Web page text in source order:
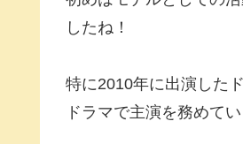
したね！
特に2010年に出演した
ドラマで主演を務めてい